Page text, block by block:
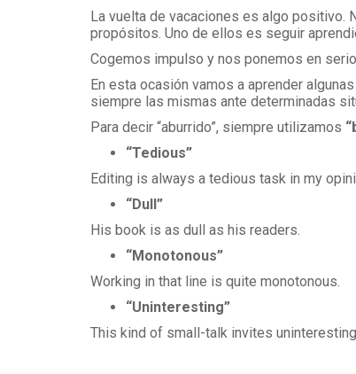
La vuelta de vacaciones es algo positivo.
propósitos. Uno de ellos es seguir
Cogemos impulso y nos ponemos en
En esta ocasión vamos a aprender
siempre las mismas ante determinadas
Para decir “aburrido”, siempre utilizamos
“Tedious”
Editing is always a tedious task in my
“Dull”
His book is as dull as his readers.
“Monotonous”
Working in that line is quite monotonous.
“Uninteresting”
This kind of small-talk invites